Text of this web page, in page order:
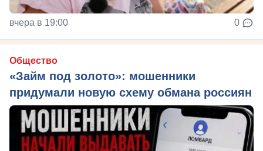
вчера в 19:00 0
Общество
«Займ под золото»: мошенники
придумали новую схему обмана россиян